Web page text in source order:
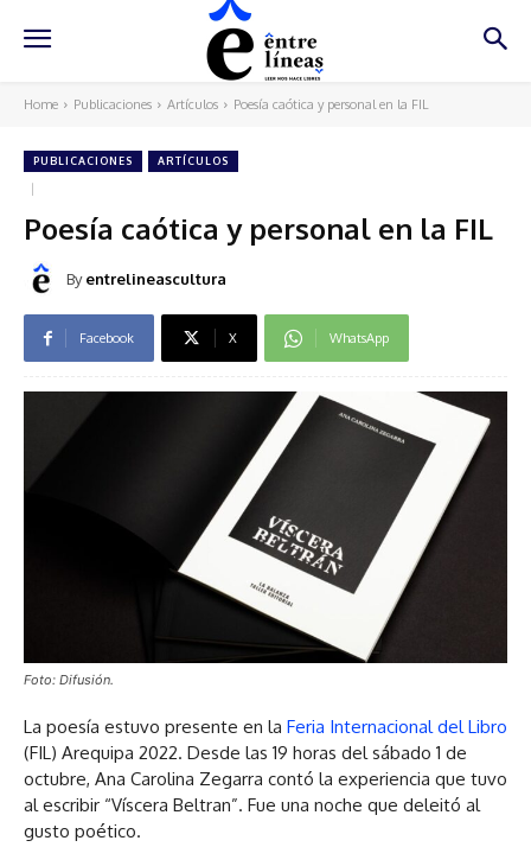
Home Publicaciones Artículos Poesía caótica y personal en la FIL
PUBLICACIONES ARTÍCULOS
Poesía caótica y personal en la FIL
By entrelineascultura
Facebook X WhatsApp
Foto: Difusión.
La poesía estuvo presente en la Feria Internacional del Libro
(FIL) Arequipa 2022. Desde las 19 horas del sábado 1 de
octubre, Ana Carolina Zegarra contó la experiencia que tuvo
al escribir “Víscera Beltran”. Fue una noche que deleitó al
gusto poético.